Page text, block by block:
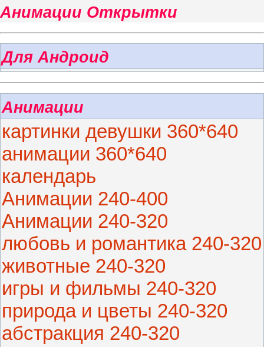
Анимации Открытки
Для Андроид
Анимации
картинки девушки 360*640
анимации 360*640
календарь
Анимации 240-400
Анимации 240-320
любовь и романтика 240-320
животные 240-320
игры и фильмы 240-320
природа и цветы 240-320
абстракция 240-320